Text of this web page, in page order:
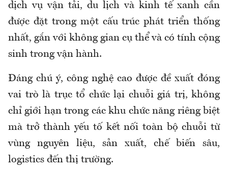
dịch vụ vận tải, du lịch và kinh tế xanh cần
được đặt trong một cấu trúc phát triển thống
nhất, gắn với không gian cụ thể và có tính cộng
sinh trong vận hành.
Đáng chú ý, công nghệ cao được đề xuất đóng
vai trò là trục tổ chức lại chuỗi giá trị, không
chỉ giới hạn trong các khu chức năng riêng biệt
mà trở thành yếu tố kết nối toàn bộ chuỗi từ
vùng nguyên liệu, sản xuất, chế biến sâu,
logistics đến thị trường.